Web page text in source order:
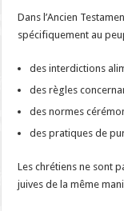
Dans l’Ancien
spécifiquement au
des interdictions
des règles
des normes
des pratiques de
Les chrétiens ne sont
juives de la même